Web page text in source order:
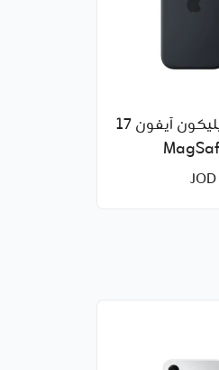
غطاء سيليكون آيفون 17
JOD